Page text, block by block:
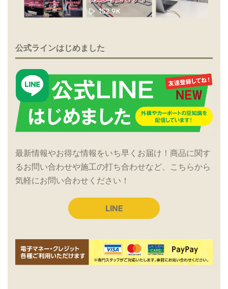
公式ラインはじめました
最新情報やお得な情報をいち早くお届け！商品に関す
るお問い合わせや施工の打ち合わせなど、こちらから
気軽にお問い合わせください！
LINE